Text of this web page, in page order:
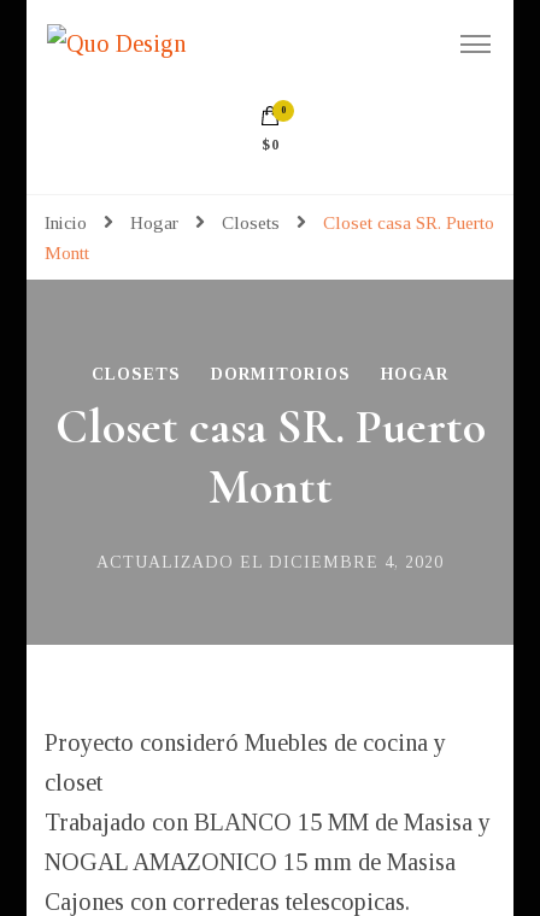
Quo Design
Muebles a la medida
0
$0
Inicio Hogar Closets
Closet casa SR. Puerto
Montt
CLOSETS DORMITORIOS HOGAR
Closet casa SR. Puerto
Montt
ACTUALIZADO EL DICIEMBRE 4, 2020
Proyecto consideró Muebles de cocina y
closet
Trabajado con BLANCO 15 MM de Masisa y
NOGAL AMAZONICO 15 mm de Masisa
Cajones con correderas telescopicas.